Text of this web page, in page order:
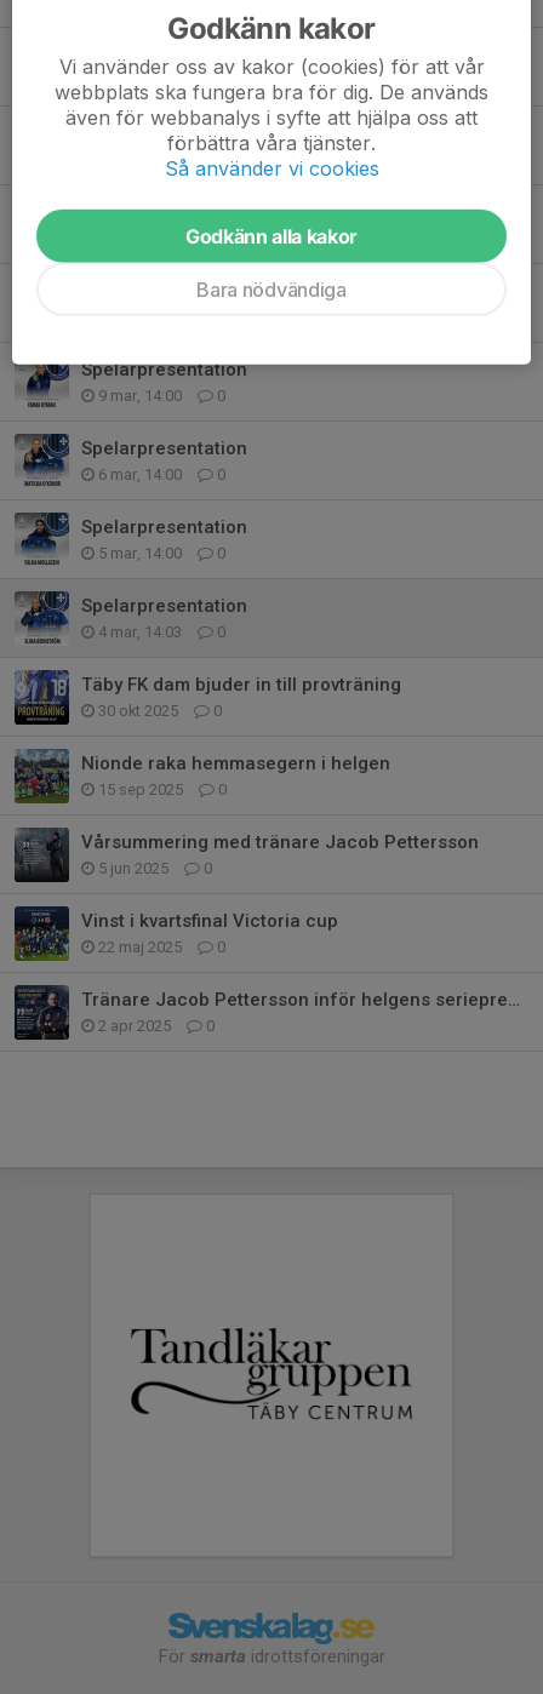
Spelarpresentation
Spelarpresentation
12 mar, 14:00 0
Spelarpresentation
11 mar, 14:00 0
Spelarpresentation
Spelarpresentation
9 mar, 14:00 0
Spelarpresentation
6 mar, 14:00 0
Spelarpresentation
5 mar, 14:00 0
Spelarpresentation
4 mar, 14:03 0
Täby FK dam bjuder in till provträning
30 okt 2025 0
Nionde raka hemmasegern i helgen
15 sep 2025 0
Vårsummering med tränare Jacob Pettersson
5 jun 2025 0
Vinst i kvartsfinal Victoria cup
22 maj 2025 0
Tränare Jacob Pettersson inför helgens seriepremiär
2 apr 2025 0
För smarta idrottsföreningar
Godkänn kakor
Vi använder oss av kakor (cookies) för att vår
webbplats ska fungera bra för dig. De används
även för webbanalys i syfte att hjälpa oss att
förbättra våra tjänster.
Så använder vi cookies
Godkänn alla kakor
Bara nödvändiga